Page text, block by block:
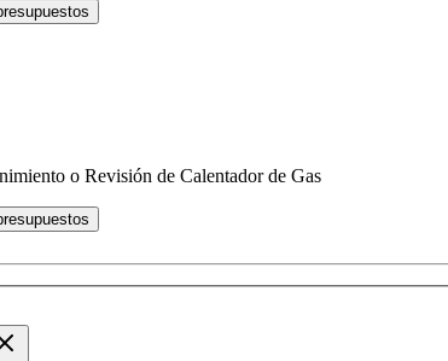
o Revisión de Calentador de Gas